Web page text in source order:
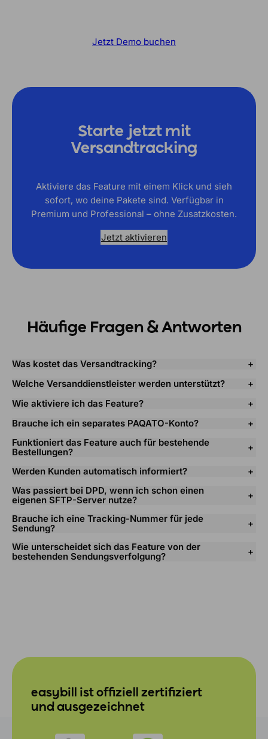
Jetzt Demo buchen
Starte jetzt mit
Versandtracking
Aktiviere das Feature mit einem Klick und sieh
sofort, wo deine Pakete sind. Verfügbar in
Premium und Professional – ohne Zusatzkosten.
Jetzt aktivieren
Häufige Fragen & Antworten
Was kostet das Versandtracking?
Welche Versanddienstleister werden unterstützt?
Wie aktiviere ich das Feature?
Brauche ich ein separates PAQATO-Konto?
Funktioniert das Feature auch für bestehende
Bestellungen?
Werden Kunden automatisch informiert?
Was passiert bei DPD, wenn ich schon einen
eigenen SFTP-Server nutze?
Brauche ich eine Tracking-Nummer für jede
Sendung?
Wie unterscheidet sich das Feature von der
bestehenden Sendungsverfolgung?
easybill ist offiziell zertifiziert
und ausgezeichnet